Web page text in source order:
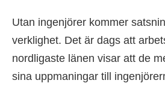
Utan ingenjörer kommer
verklighet. Det är dags att
nordligaste länen visar att de
sina uppmaningar till